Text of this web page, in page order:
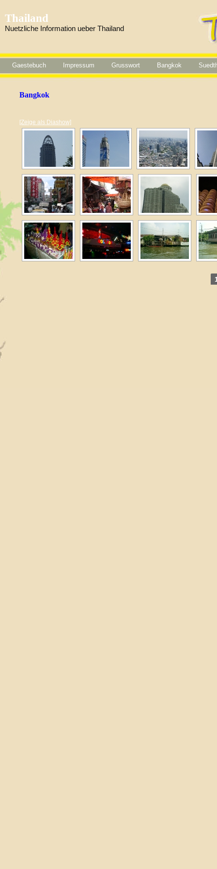
Thailand
Nuetzliche Information ueber Thailand
Gaestebuch Impressum Grusswort Bangkok
Bangkok
[Zeige als Diashow]